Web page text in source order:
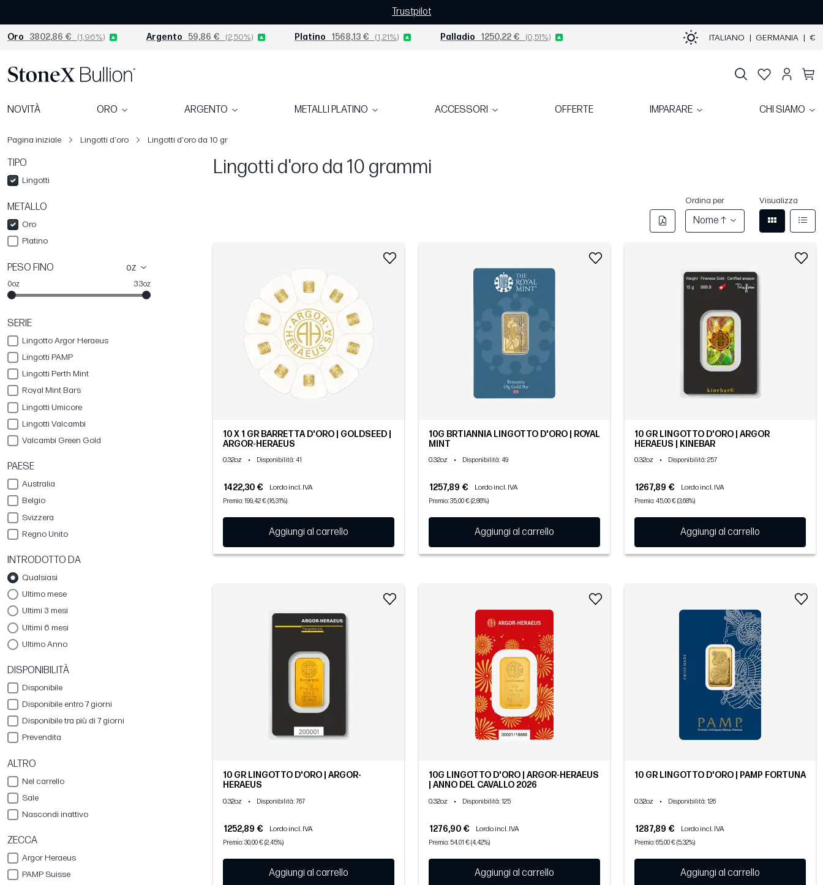
Trustpilot
Oro 3802,86 € (1,96%) Argento 59,86 € (2,50%) Platino 1568,13 € (1,21%) Palladio 1250,22 € (0,51%) ITALIANO | GERMANIA | €
NOVITÀ ORO ARGENTO METALLI PLATINO ACCESSORI OFFERTE IMPARARE CHI SIAMO
Pagina iniziale Lingotti d'oro Lingotti d'oro da 10 gr
TIPO
Lingotti
METALLO
Oro
Platino
PESO FINO oz
0oz 33oz
SERIE
Lingotto Argor Heraeus
Lingotti PAMP
Lingotti Perth Mint
Royal Mint Bars
Lingotti Umicore
Lingotti Valcambi
Valcambi Green Gold
PAESE
Australia
Belgio
Svizzera
Regno Unito
INTRODOTTO DA
Qualsiasi
Ultimo mese
Ultimi 3 mesi
Ultimi 6 mesi
Ultimo Anno
DISPONIBILITÀ
Disponibile
Disponibile entro 7 giorni
Disponibile tra più di 7 giorni
Prevendita
ALTRO
Nel carrello
Sale
Nascondi inattivo
ZECCA
Argor Heraeus
PAMP Suisse
Lingotti d'oro da 10 grammi
Ordina per
Nome ↑
Visualizza
10 X 1 GR BARRETTA D'ORO | GOLDSEED |
ARGOR-HERAEUS
0.32oz • Disponibilità: 41
1422,30 € Lordo incl. IVA
Premio: 199,42 € (16,31%)
Aggiungi al carrello
10G BRTIANNIA LINGOTTO D'ORO | ROYAL
MINT
0.32oz • Disponibilità: 49
1257,89 € Lordo incl. IVA
Premio: 35,00 € (2,86%)
Aggiungi al carrello
10 GR LINGOTTO D'ORO | ARGOR
HERAEUS | KINEBAR
0.32oz • Disponibilità: 257
1267,89 € Lordo incl. IVA
Premio: 45,00 € (3,68%)
Aggiungi al carrello
10 GR LINGOTTO D'ORO | ARGOR-
HERAEUS
0.32oz • Disponibilità: 767
1252,89 € Lordo incl. IVA
Premio: 30,00 € (2,45%)
Aggiungi al carrello
10G LINGOTTO D'ORO | ARGOR-HERAEUS
| ANNO DEL CAVALLO 2026
0.32oz • Disponibilità: 125
1276,90 € Lordo incl. IVA
Premio: 54,01 € (4,42%)
Aggiungi al carrello
10 GR LINGOTTO D'ORO | PAMP FORTUNA
0.32oz • Disponibilità: 126
1287,89 € Lordo incl. IVA
Premio: 65,00 € (5,32%)
Aggiungi al carrello